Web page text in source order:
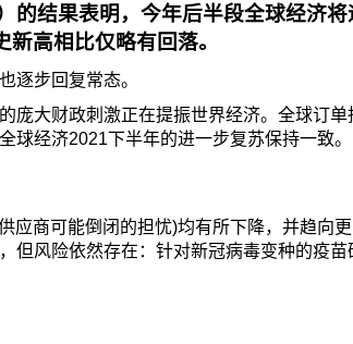
的结果表明，今年后半段全球经济
高相比仅略有回落。
逐步回复常态。
庞大财政刺激正在提振世界经济。全球订
球经济2021下半年的进一步复苏保持一致。
应商可能倒闭的担忧)均有所下降，并趋向
但风险依然存在：针对新冠病毒变种的疫